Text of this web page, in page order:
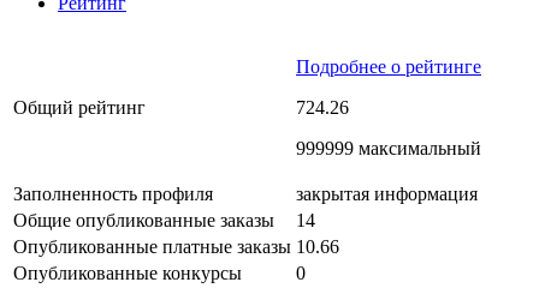
Общий рейтинг
Подробнее о рейтинге
724.26
999999 максимальный
Заполненность профиля
закрытая информация
Общие опубликованные заказы
14
Опубликованные платные заказы 10.66
Опубликованные конкурсы
0